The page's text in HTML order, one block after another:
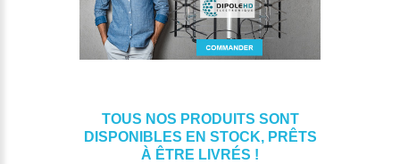
TOUS NOS PRODUITS SONT
DISPONIBLES EN STOCK, PRÊTS
À ÊTRE LIVRÉS !